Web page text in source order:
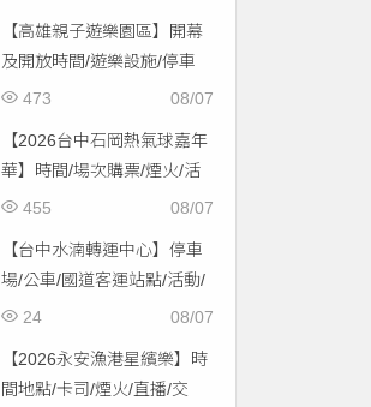
【高雄親子遊樂園區】開幕
及開放時間/遊樂設施/停車
場/交通一次看！
08/07
473
【2026台中石岡熱氣球嘉年
華】時間/場次購票/煙火/活
動/交通，土牛運動公園登08/07
455
【台中水湳轉運中心】停車
場/公車/國道客運站點/活動/
交通，啟用免費停車！ 08/07
24
【2026永安漁港星繽樂】時
間地點/卡司/煙火/直播/交